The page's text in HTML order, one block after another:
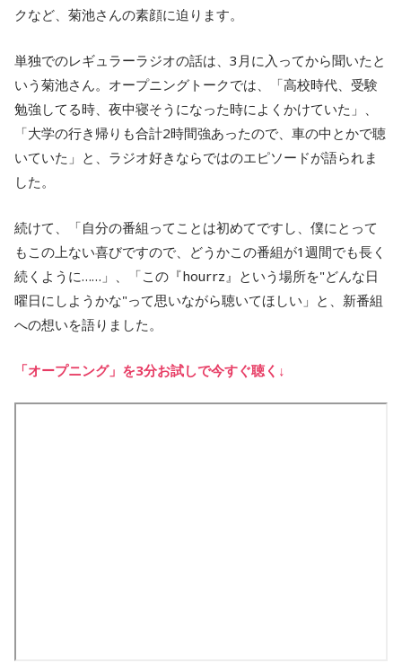
クなど、菊池さんの素顔に迫ります。
単独でのレギュラーラジオの話は、3月に入ってから聞いたと
いう菊池さん。オープニングトークでは、「高校時代、受験
勉強してる時、夜中寝そうになった時によくかけていた」、
「大学の行き帰りも合計2時間強あったので、車の中とかで聴
いていた」と、ラジオ好きならではのエピソードが語られま
した。
続けて、「自分の番組ってことは初めてですし、僕にとって
もこの上ない喜びですので、どうかこの番組が1週間でも長く
続くように……」、「この『hourrz』という場所を"どんな日
曜日にしようかな"って思いながら聴いてほしい」と、新番組
への想いを語りました。
「オープニング」を3分お試しで今すぐ聴く↓